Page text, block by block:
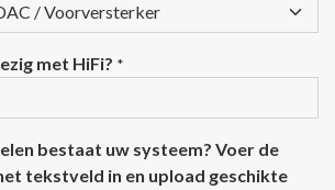
met HiFi? *
bestaat uw systeem? Voer de
tekstveld in en upload geschikte